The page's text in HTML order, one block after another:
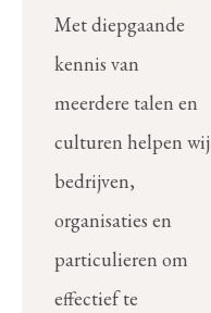
Met diepgaande
kennis van
meerdere talen en
culturen helpen wij
bedrijven,
organisaties en
particulieren om
effectief te